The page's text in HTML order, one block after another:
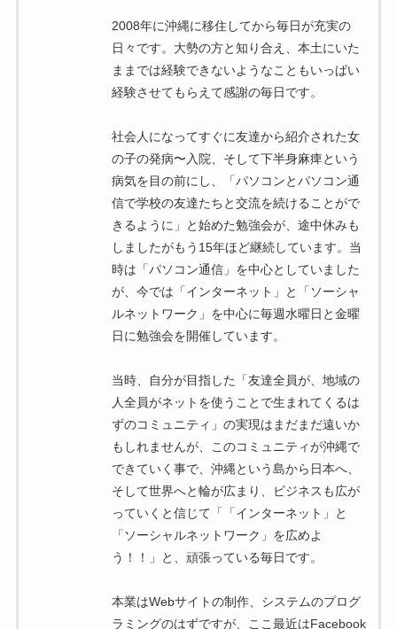
2008年に沖縄に移住してから毎日が充実の
日々です。大勢の方と知り合え、本土にいた
ままでは経験できないようなこともいっぱい
経験させてもらえて感謝の毎日です。
社会人になってすぐに友達から紹介された女
の子の発病〜入院、そして下半身麻痺という
病気を目の前にし、「パソコンとパソコン通
信で学校の友達たちと交流を続けることがで
きるように」と始めた勉強会が、途中休みも
しましたがもう15年ほど継続しています。当
時は「パソコン通信」を中心としていました
が、今では「インターネット」と「ソーシャ
ルネットワーク」を中心に毎週水曜日と金曜
日に勉強会を開催しています。
当時、自分が目指した「友達全員が、地域の
人全員がネットを使うことで生まれてくるは
ずのコミュニティ」の実現はまだまだ遠いか
もしれませんが、このコミュニティが沖縄で
できていく事で、沖縄という島から日本へ、
そして世界へと輪が広まり、ビジネスも広が
っていくと信じて「「インターネット」と
「ソーシャルネットワーク」を広めよ
う！！」と、頑張っている毎日です。
本業はWebサイトの制作、システムのプログ
ラミングのはずですが、ここ最近はFacebook